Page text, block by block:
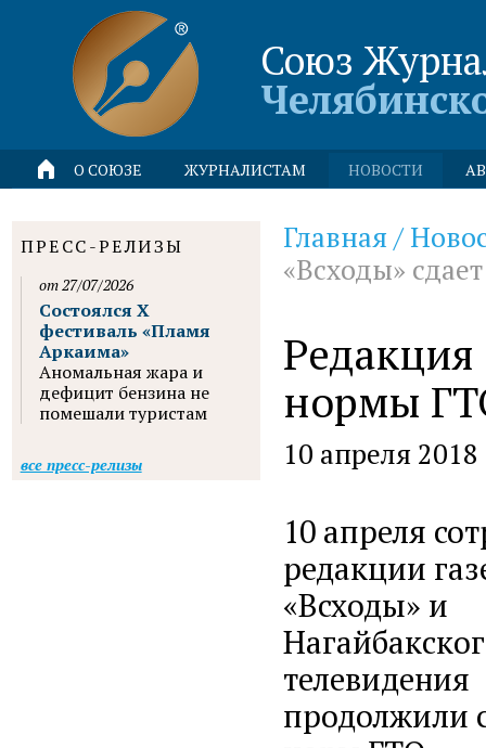
Союз
О СОЮЗЕ ЖУРНАЛИСТАМ НОВОСТИ
Главная /
«Всходы»
Редакция
нормы
10 апреля 2018
10 апреля
редакции
«Всходы» и
телевидения
продолжили
ПРЕСС-РЕЛИЗЫ
от 27/07/2026
Состоялся X
фестиваль «Пламя
Аркаима»
Аномальная жара и
дефицит бензина не
помешали туристам
все пресс-релизы